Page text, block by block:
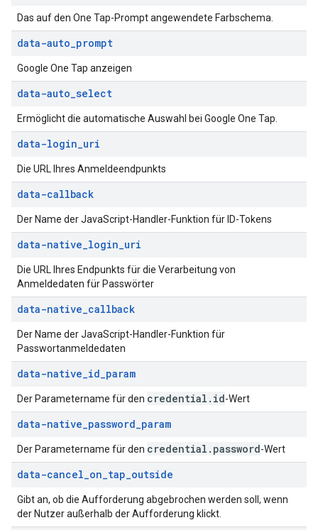
Das auf den One Tap-Prompt angewendete Farbschema.
data-auto_prompt
Google One Tap anzeigen
data-auto_select
Ermöglicht die automatische Auswahl bei Google One Tap.
data-login_uri
Die URL Ihres Anmeldeendpunkts
data-callback
Der Name der JavaScript-Handler-Funktion für ID-Tokens
data-native_login_uri
Die URL Ihres Endpunkts für die Verarbeitung von
Anmeldedaten für Passwörter
data-native_callback
Der Name der JavaScript-Handler-Funktion für
Passwortanmeldedaten
data-native_id_param
Der Parametername für den credential . id-Wert
data-native_password_param
Der Parametername für den credential . password-Wert
data-cancel_on_tap_outside
Gibt an, ob die Aufforderung abgebrochen werden soll, wenn
der Nutzer außerhalb der Aufforderung klickt.